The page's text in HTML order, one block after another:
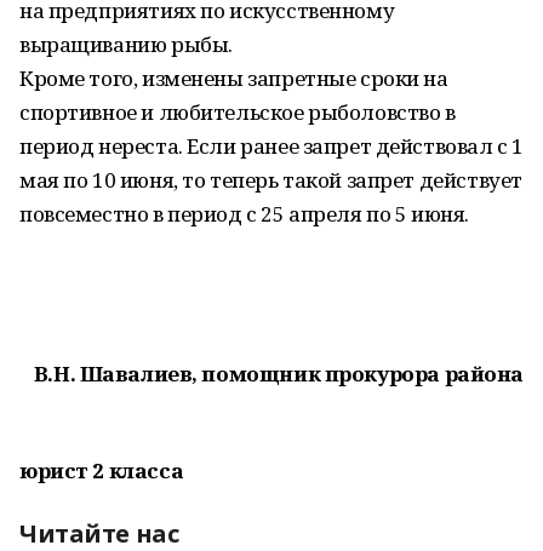
на предприятиях по искусственному
выращиванию рыбы.
Кроме того, изменены запретные сроки на
спортивное и любительское рыболовство в
период нереста. Если ранее запрет действовал с 1
мая по 10 июня, то теперь такой запрет действует
повсеместно в период с 25 апреля по 5 июня.
В.Н. Шавалиев, помощник прокурора района
юрист 2 класса
Читайте нас